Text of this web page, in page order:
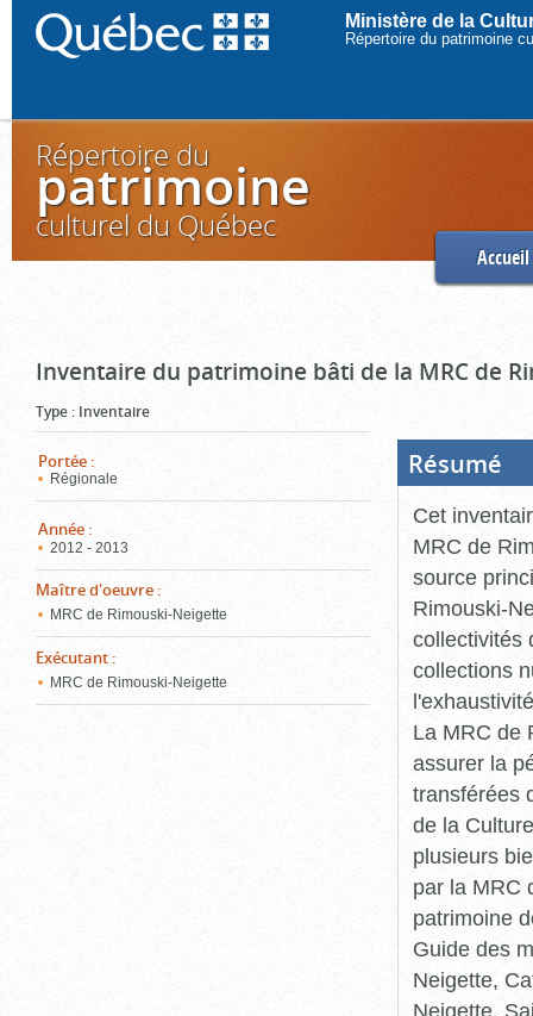
Ministère de la
Répertoire du patrimoine
Répertoire du
patrimoine
culturel du Québec
Accueil
Inventaire du patrimoine bâti de la MRC de
Type : Inventaire
Portée :
Régionale
Année :
2012 - 2013
Maître d'oeuvre :
MRC de Rimouski-Neigette
Exécutant :
MRC de Rimouski-Neigette
Résumé
Cet
MRC de
source
Rimouski-
collectivités
collections
La MRC de
assurer la
transférées
de la
plusieurs
par la MRC
patrimoine
Guide des
Neigette,
Neigette,